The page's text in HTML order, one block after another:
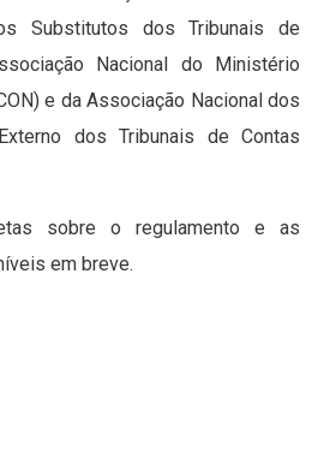
Substitutos dos Tribunais de
Nacional do Ministério
e da Associação Nacional dos
dos Tribunais de Contas
sobre o regulamento e as
em breve.